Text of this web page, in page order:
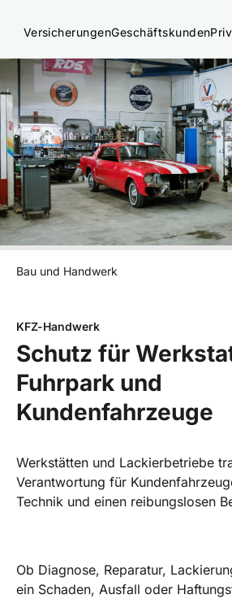
VersicherungenGeschäftskunden
Bau und Handwerk
KFZ-Handwerk
Schutz für
Fuhrpark und
Kundenfahrzeuge
Werkstätten und Lackierbetriebe
Verantwortung für
Technik und einen reibungslosen
Ob Diagnose, Reparatur,
ein Schaden, Ausfall oder